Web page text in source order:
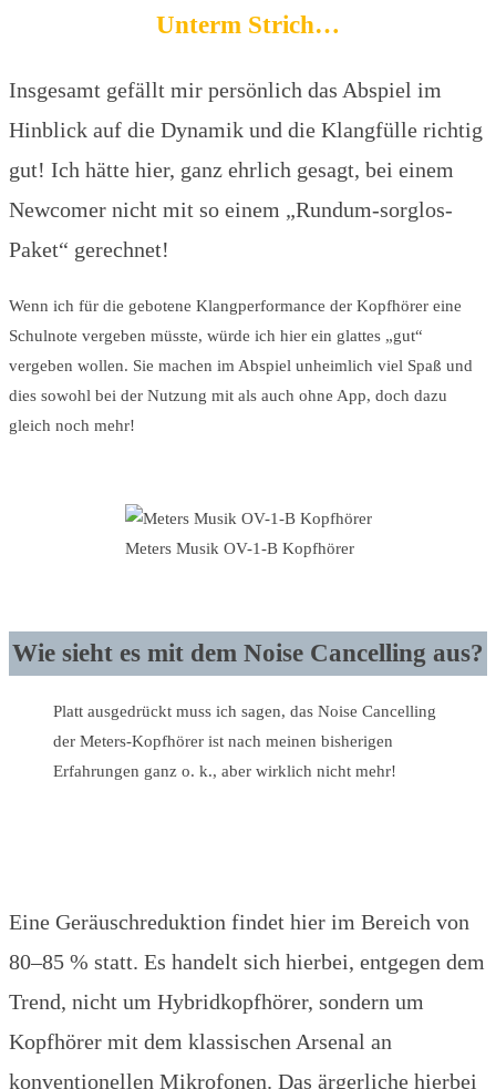
Unterm Strich…
Insgesamt gefällt mir persönlich das Abspiel im
Hinblick auf die Dynamik und die Klangfülle richtig
gut! Ich hätte hier, ganz ehrlich gesagt, bei einem
Newcomer nicht mit so einem „Rundum-sorglos-
Paket“ gerechnet!
Wenn ich für die gebotene Klangperformance der Kopfhörer eine
Schulnote vergeben müsste, würde ich hier ein glattes „gut“
vergeben wollen. Sie machen im Abspiel unheimlich viel Spaß und
dies sowohl bei der Nutzung mit als auch ohne App, doch dazu
gleich noch mehr!
Meters Musik OV-1-B Kopfhörer
Wie sieht es mit dem Noise Cancelling aus?
Platt ausgedrückt muss ich sagen, das Noise Cancelling
der Meters-Kopfhörer ist nach meinen bisherigen
Erfahrungen ganz o. k., aber wirklich nicht mehr!
Eine Geräuschreduktion findet hier im Bereich von
80–85 % statt. Es handelt sich hierbei, entgegen dem
Trend, nicht um Hybridkopfhörer, sondern um
Kopfhörer mit dem klassischen Arsenal an
konventionellen Mikrofonen. Das ärgerliche hierbei